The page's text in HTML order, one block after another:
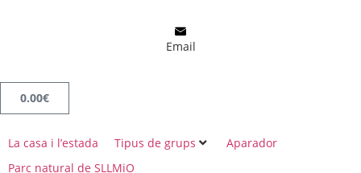
Email
0.00€
La casa i l’estada Tipus de grups
Aparador
Parc natural de SLLMiO